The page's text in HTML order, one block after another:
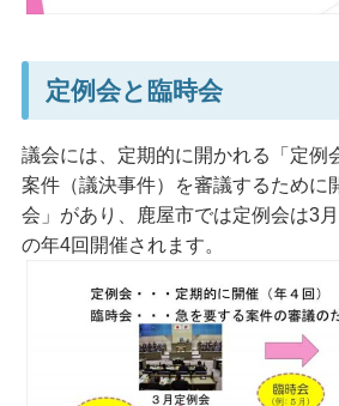
定例会と臨時会
議会には、定期的に開かれる「定例
案件（議決事件）を審議するために
会」があり、鹿屋市では定例会は3
の年4回開催されます。